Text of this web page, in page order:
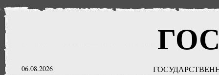
06.08.2026